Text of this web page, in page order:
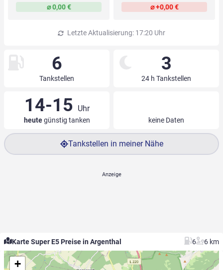
⌀ 0,00 € ⌀ +0,00 €
Letzte Aktualisierung: 17:20 Uhr
6
Tankstellen
3
24 h Tankstellen
14-15 Uhr
heutegünstig tanken keine Daten
Tankstellen in meiner Nähe
Karte Super E5 Preise in Argenthal 6 6 km
+